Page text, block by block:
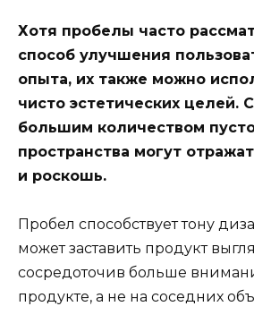
Хотя пробелы часто
способ улучшения
опыта, их также можно
чисто эстетических целей.
большим количеством
пространства могут
и роскошь.
Пробел способствует тону
может заставить продукт
сосредоточив больше
продукте, а не на соседних